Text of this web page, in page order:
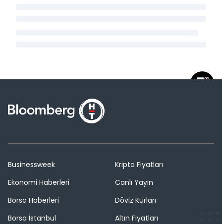
Businessweek
Ekonomi Haberleri
Borsa Haberleri
Borsa İstanbul
Kripto Fiyatları
Canlı Yayın
Döviz Kurları
Altın Fiyatları